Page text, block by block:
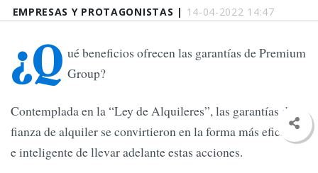
EMPRESAS Y PROTAGONISTAS | 14-04-2022 14:47
¿Q ué beneficios ofrecen las garantías de Premium
Group?
Contemplada en la “Ley de Alquileres”, las garantías de
fianza de alquiler se convirtieron en la forma más eficiente
e inteligente de llevar adelante estas acciones.